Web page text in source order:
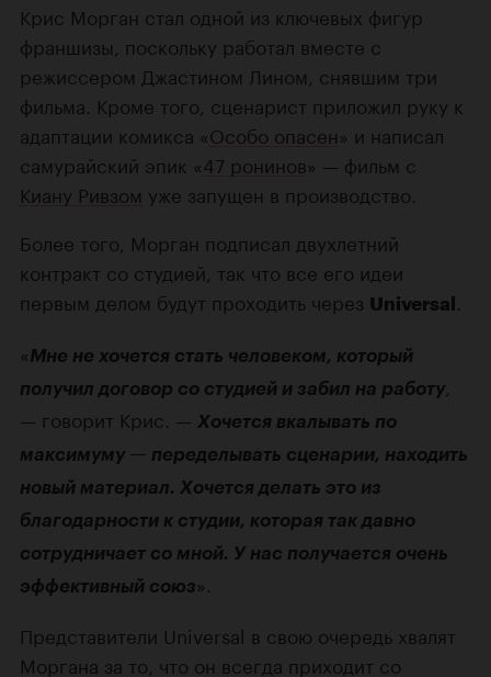
Крис Морган стал одной из ключевых фигур
франшизы, поскольку работал вместе с
режиссером Джастином Лином, снявшим три
фильма. Кроме того, сценарист приложил руку к
адаптации комикса «Особо опасен» и написал
самурайский эпик «47 ронинов» — фильм с
Киану Ривзом уже запущен в производство.
Более того, Морган подписал двухлетний
контракт со студией, так что все его идеи
первым делом будут проходить через Universal
«Мне не хочется стать человеком, который
получил договор со студией и забил на работу
— говорит Крис. — Хочется вкалывать по
максимуму — переделывать сценарии, находить
новый материал. Хочется делать это из
благодарности к студии, которая так давно
сотрудничает со мной. У нас получается очень
эффективный союз».
Представители Universal в свою очередь хвалят
Моргана за то, что он всегда приходит со